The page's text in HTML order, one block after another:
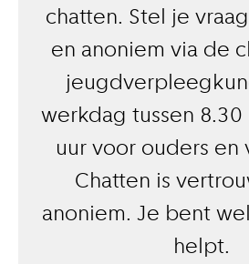
chatten. Stel je
en anoniem via de
werkdag tussen 8.30
uur voor ouders en
Chatten is
anoniem. Je bent
helpt.